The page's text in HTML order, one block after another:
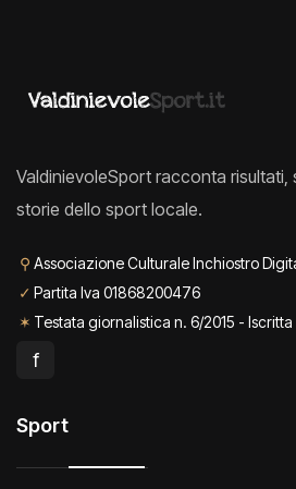
ValdinievoleSport racconta
storie dello sport locale.
⚲ Associazione Culturale Inchiostro
✓ Partita Iva 01868200476
✶ Testata giornalistica n. 6/2015 -
f
Sport